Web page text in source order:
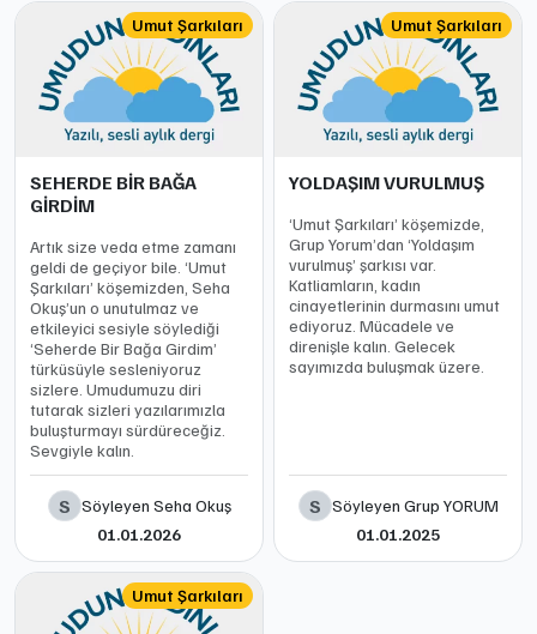
Umut Şarkıları
SEHERDE BİR BAĞA
GİRDİM
Artık size veda etme zamanı
geldi de geçiyor bile. ‘Umut
Şarkıları’ köşemizden, Seha
Okuş’un o unutulmaz ve
etkileyici sesiyle söylediği
‘Seherde Bir Bağa Girdim’
türküsüyle sesleniyoruz
sizlere. Umudumuzu diri
tutarak sizleri yazılarımızla
buluşturmayı sürdüreceğiz.
Sevgiyle kalın.
S Söyleyen Seha Okuş
01.01.2026
Umut Şarkıları
YOLDAŞIM VURULMUŞ
‘Umut Şarkıları’ köşemizde,
Grup Yorum’dan ‘Yoldaşım
vurulmuş’ şarkısı var.
Katliamların, kadın
cinayetlerinin durmasını umut
ediyoruz. Mücadele ve
direnişle kalın. Gelecek
sayımızda buluşmak üzere.
S Söyleyen Grup YORUM
01.01.2025
Umut Şarkıları